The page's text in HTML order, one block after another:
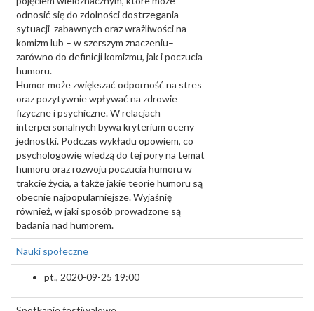
odnosić się do zdolności dostrzegania
sytuacji zabawnych oraz wrażliwości na
komizm lub – w szerszym znaczeniu–
zarówno do definicji komizmu, jak i poczucia
humoru.
Humor może zwiększać odporność na stres
oraz pozytywnie wpływać na zdrowie
fizyczne i psychiczne. W relacjach
interpersonalnych bywa kryterium oceny
jednostki. Podczas wykładu opowiem, co
psychologowie wiedzą do tej pory na temat
humoru oraz rozwoju poczucia humoru w
trakcie życia, a także jakie teorie humoru są
obecnie najpopularniejsze. Wyjaśnię
również, w jaki sposób prowadzone są
badania nad humorem.
Nauki społeczne
pt., 2020-09-25 19:00